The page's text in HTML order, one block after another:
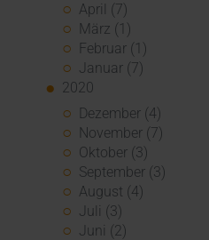
April (7)
März (1)
Februar (1)
Januar (7)
2020
Dezember (4)
November (7)
Oktober (3)
September (3)
August (4)
Juli (3)
Juni (2)